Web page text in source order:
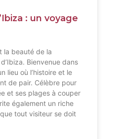
: un voyage
la beauté de la
Bienvenue dans
lieu où l’histoire et le
de pair. Célèbre pour
et ses plages à couper
également un riche
tout visiteur se doit